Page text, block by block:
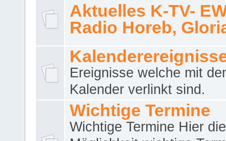
Aktuelles K-TV-
Radio Horeb,
Ereignisse welche mit
Kalender verlinkt sind.
Wichtige Termine
Wichtige Termine Hier die